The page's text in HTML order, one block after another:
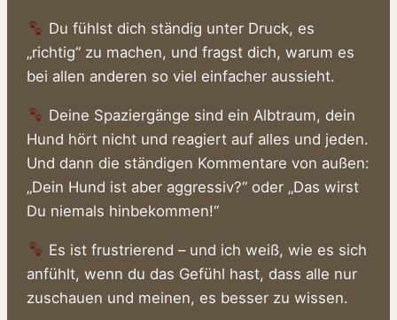
Du fühlst dich ständig unter Druck, es
„richtig“ zu machen, und fragst dich, warum es
bei allen anderen so viel einfacher aussieht.
Deine Spaziergänge sind ein Albtraum, dein
Hund hört nicht und reagiert auf alles und jeden.
Und dann die ständigen Kommentare von außen:
„Dein Hund ist aber aggressiv?“ oder „Das wirst
Du niemals hinbekommen!“
Es ist frustrierend – und ich weiß, wie es sich
anfühlt, wenn du das Gefühl hast, dass alle nur
zuschauen und meinen, es besser zu wissen.